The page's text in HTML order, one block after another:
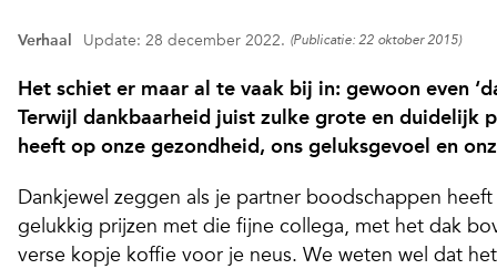
Verhaal Update: 28 december 2022. (Publicatie: 22 oktober 2015)
Het schiet er maar al te vaak bij in: gewoon even
Terwijl dankbaarheid juist zulke grote en duidelijk
heeft op onze gezondheid, ons geluksgevoel en
Dankjewel zeggen als je partner boodschappen
gelukkig prijzen met die fijne collega, met het dak
verse kopje koffie voor je neus. We weten wel dat